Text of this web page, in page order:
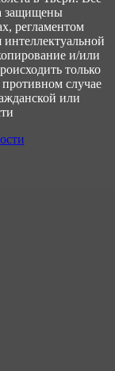
защищены
регламентом
и/или
только
случае
или